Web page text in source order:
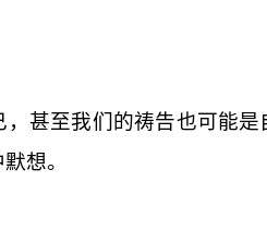
甚至我们的祷告也可能
想。